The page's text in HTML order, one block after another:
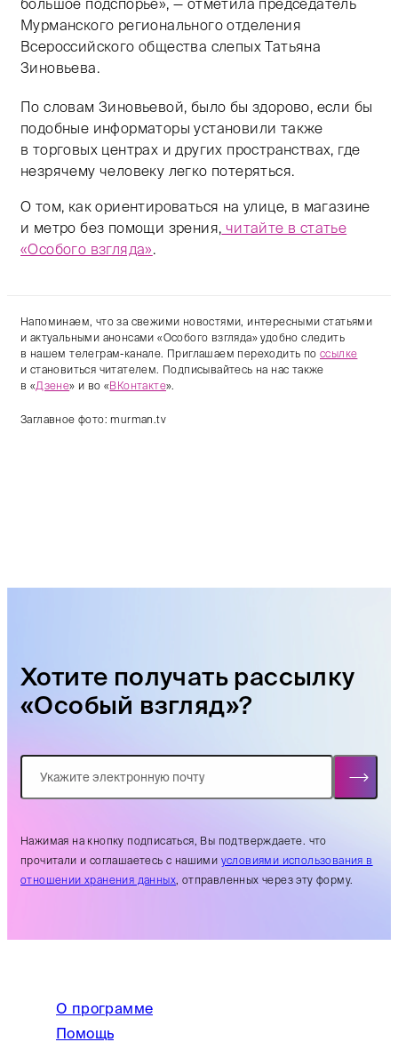
большое подспорье», — отметила председатель
Мурманского регионального отделения
Всероссийского общества слепых Татьяна
Зиновьева.
По словам Зиновьевой, было бы здорово, если бы
подобные информаторы установили также
в торговых центрах и других пространствах, где
незрячему человеку легко потеряться.
О том, как ориентироваться на улице, в магазине
и метро без помощи зрения, читайте в статье
«Особого взгляда».
Напоминаем, что за свежими новостями, интересными статьями
и актуальными анонсами «Особого взгляда» удобно следить
в нашем телеграм-канале. Приглашаем переходить по ссылке
и становиться читателем. Подписывайтесь на нас также
в «Дзене» и во «ВКонтакте».
Заглавное фото: murman.tv
Хотите получать рассылку
«Особый взгляд»?
Нажимая на кнопку подписаться, Вы подтверждаете. что
прочитали и соглашаетесь с нашими условиями использования в
отношении хранения данных, отправленных через эту форму.
О программе
Помощь